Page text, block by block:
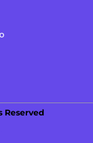
Reserved